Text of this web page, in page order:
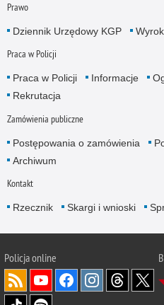
Prawo
Dziennik Urzędowy KGP
Praca w Policji
Praca w Policji Informacje
Rekrutacja
Zamówienia publiczne
Postępowania o zamówienia
Archiwum
Kontakt
Rzecznik Skargi i wnioski
Policjaonline